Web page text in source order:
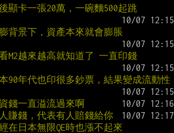
顯卡一張20萬，一碗麵500起跳
背景下，資產本來就會膨脹
M2越來越高就知道了 一直印錢
90年代也印很多鈔票，結果變成流動性
錢一直溢流過來啊
賺錢，代表有人賠錢給你
在日本無限QE時也漲不起來